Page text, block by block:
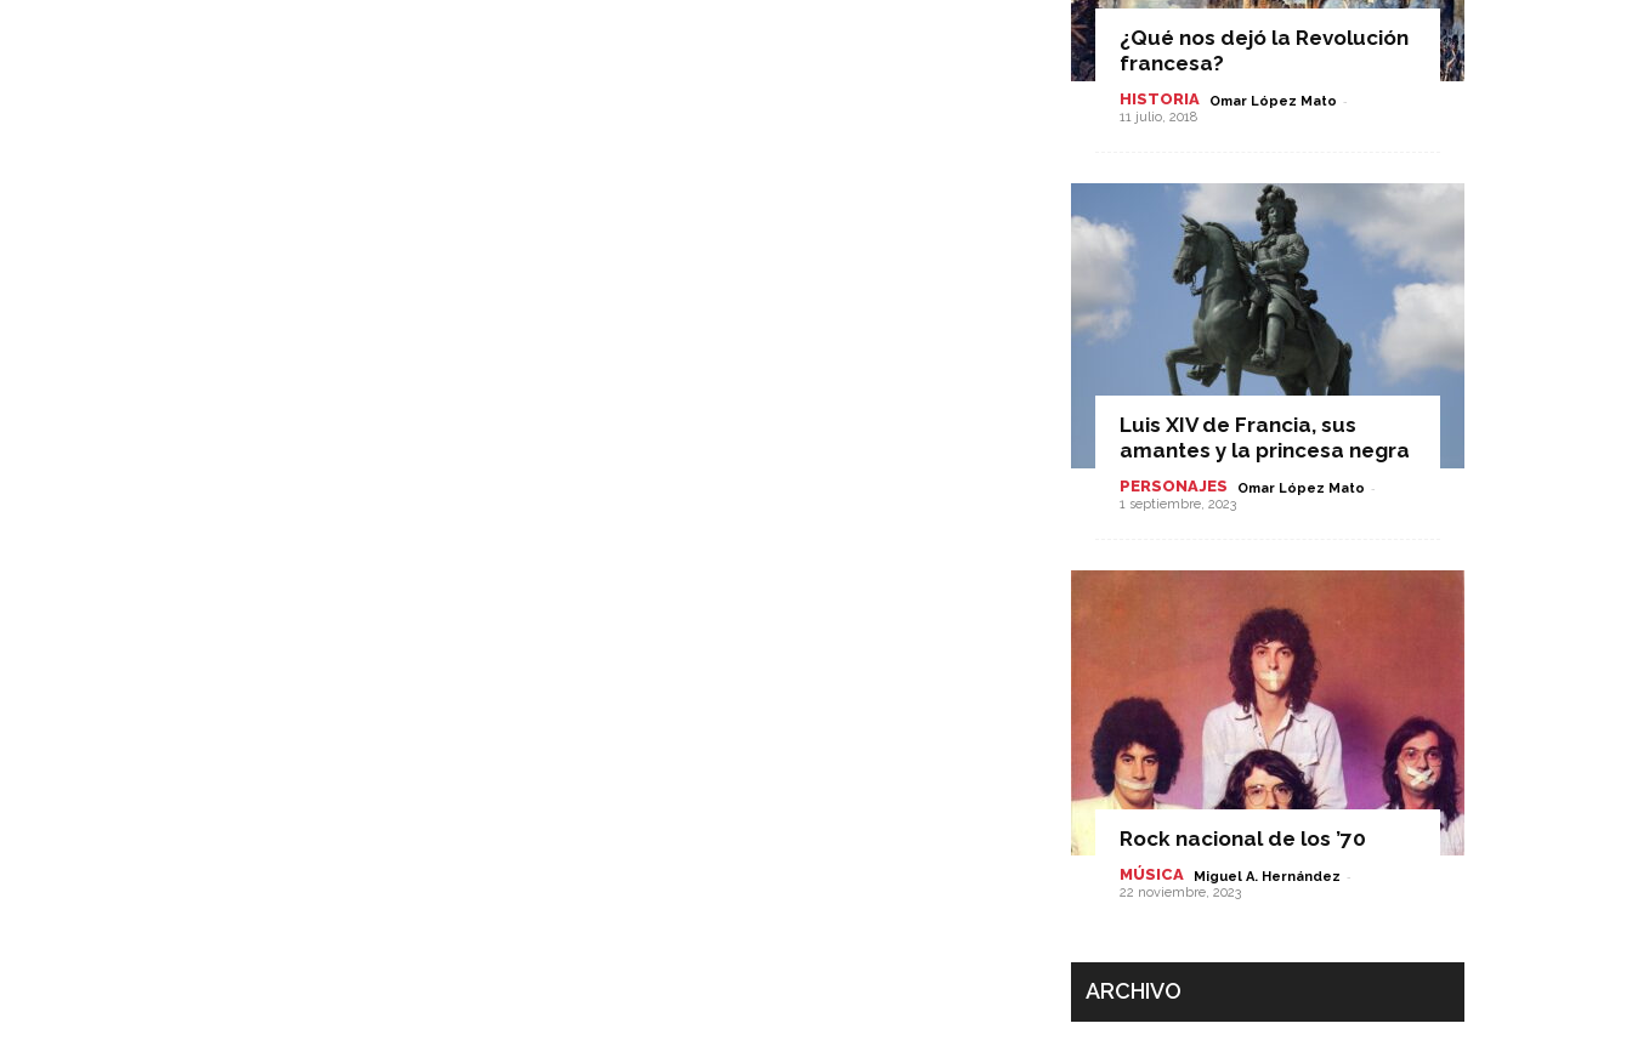
¿Qué nos dejó la Revolución
francesa?
HISTORIA Omar López Mato -
11 julio, 2018
Luis XIV de Francia, sus
amantes y la princesa negra
PERSONAJES Omar López Mato -
1 septiembre, 2023
Rock nacional de los ’70
MÚSICA Miguel A. Hernández -
22 noviembre, 2023
ARCHIVO